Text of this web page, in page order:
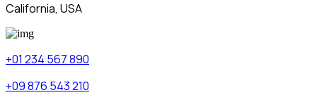
California, USA
+01 234 567 890
+09 876 543 210